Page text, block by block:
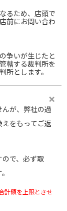
るため、店頭で
前にお問い合わ
争いが生じたと
轄する裁判所を
所とします。
が、弊社の過
をもってご返
で、必ず取
計額を上限とさせ